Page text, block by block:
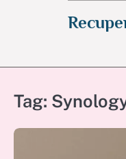
Tag: